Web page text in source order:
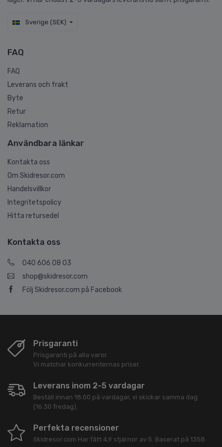
Sverige (SEK)
FAQ
FAQ
Leverans och frakt
Byte
Retur
Reklamation
Användbara länkar
Kontakta oss
Om Skidresor.com
Handelsvillkor
Integritetspolicy
Hitta retursedel
Kontakta oss
040 606 08 03
shop@skidresor.com
Följ Skidresor.com på Facebook
Prisgaranti
Prisgaranti på alla varor.
Vi matchar konkurrenternas priser.
Leverans inom 2-5 vardagar
Beställ innan 18:00 på vardagar, vi skickar samma dag
(16:30 fredag).
Perfekta recensioner
Skidresor.com Har fått 4,9 stjärnor av 5 . Baserat på 1358